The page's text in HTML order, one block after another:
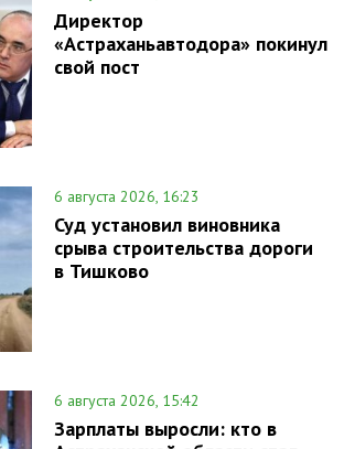
Директор
«Астраханьавтодора» покинул
свой пост
6 августа 2026, 16:23
Суд установил виновника
срыва строительства дороги
в Тишково
6 августа 2026, 15:42
Зарплаты выросли: кто в